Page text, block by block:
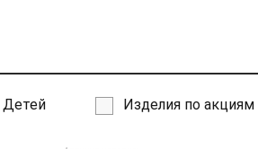
Детей Изделия по акциям